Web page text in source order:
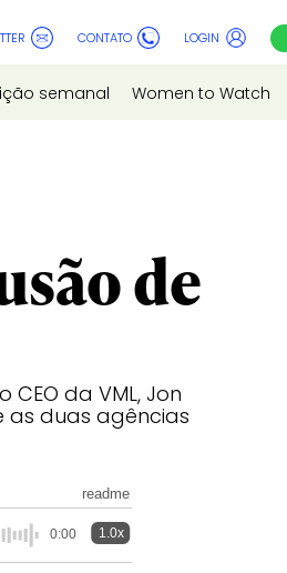
CONTATO LOGIN
semanal Women to Watch
de
da VML, Jon
as duas agências
readme
0:00 1.0x